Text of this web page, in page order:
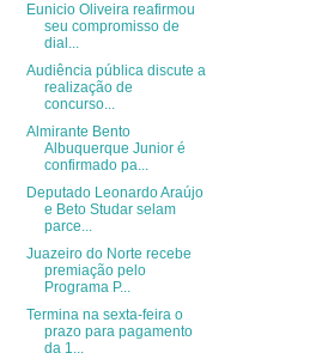
Eunicio Oliveira reafirmou
seu compromisso de
dial...
Audiência pública discute a
realização de
concurso...
Almirante Bento
Albuquerque Junior é
confirmado pa...
Deputado Leonardo Araújo
e Beto Studar selam
parce...
Juazeiro do Norte recebe
premiação pelo
Programa P...
Termina na sexta-feira o
prazo para pagamento
da 1...